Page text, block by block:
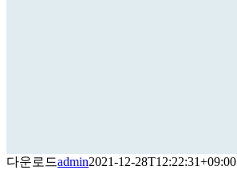
다운로드admin2021-12-28T12:22:31+09:00